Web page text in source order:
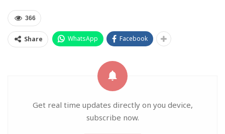
366
Share WhatsApp Facebook
Get real time updates directly on you device,
subscribe now.